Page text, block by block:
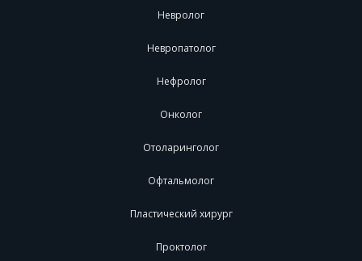
Невролог
Невропатолог
Нефролог
Онколог
Отоларинголог
Офтальмолог
Пластический хирург
Проктолог